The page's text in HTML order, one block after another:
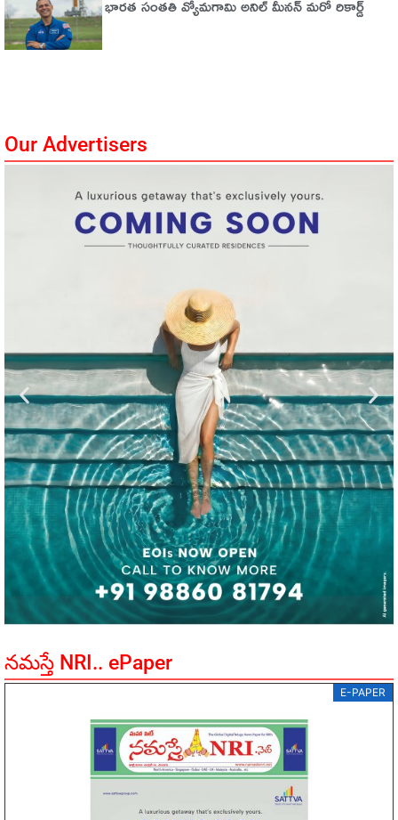
భారత సంతతి వ్యోమగామి అనిల్‌ మీనన్‌ మరో రికార్డ్‌
Our Advertisers
నమస్తే NRI.. ePaper
E-PAPER